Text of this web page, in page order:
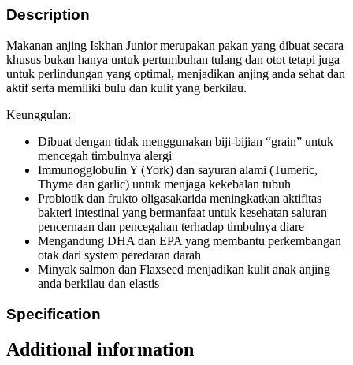
Description
Makanan anjing Iskhan Junior merupakan pakan yang dibuat secara
khusus bukan hanya untuk pertumbuhan tulang dan otot tetapi juga
untuk perlindungan yang optimal, menjadikan anjing anda sehat dan
aktif serta memiliki bulu dan kulit yang berkilau.
Keunggulan:
Dibuat dengan tidak menggunakan biji-bijian “grain” untuk
mencegah timbulnya alergi
Immunogglobulin Y (York) dan sayuran alami (Tumeric,
Thyme dan garlic) untuk menjaga kekebalan tubuh
Probiotik dan frukto oligasakarida meningkatkan aktifitas
bakteri intestinal yang bermanfaat untuk kesehatan saluran
pencernaan dan pencegahan terhadap timbulnya diare
Mengandung DHA dan EPA yang membantu perkembangan
otak dari system peredaran darah
Minyak salmon dan Flaxseed menjadikan kulit anak anjing
anda berkilau dan elastis
Specification
Additional information